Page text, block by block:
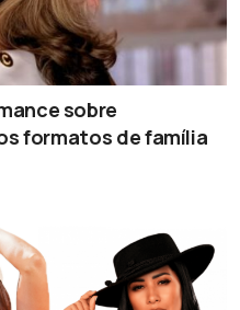
sobre
formatos de família